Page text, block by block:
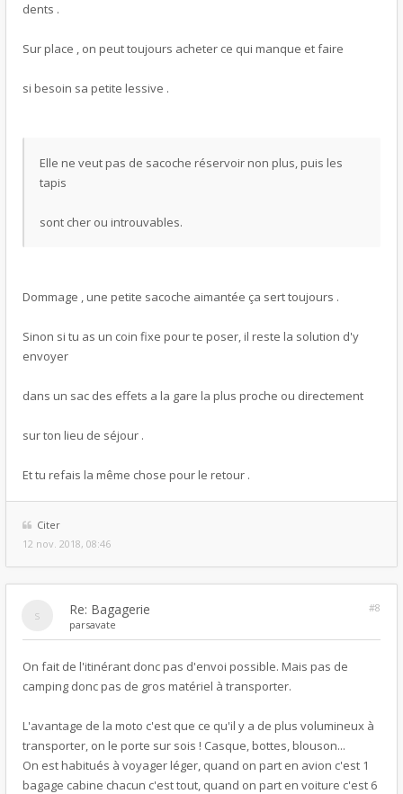
dents .
Sur place , on peut toujours acheter ce qui manque et faire
si besoin sa petite lessive .
Elle ne veut pas de sacoche réservoir non plus, puis les
tapis
sont cher ou introuvables.
Dommage , une petite sacoche aimantée ça sert toujours .
Sinon si tu as un coin fixe pour te poser, il reste la solution d'y
envoyer
dans un sac des effets a la gare la plus proche ou directement
sur ton lieu de séjour .
Et tu refais la même chose pour le retour .
Citer
12 nov. 2018, 08:46
Re: Bagagerie
#8
parsavate
On fait de l'itinérant donc pas d'envoi possible. Mais pas de
camping donc pas de gros matériel à transporter.
L'avantage de la moto c'est que ce qu'il y a de plus volumineux à
transporter, on le porte sur sois ! Casque, bottes, blouson...
On est habitués à voyager léger, quand on part en avion c'est 1
bagage cabine chacun c'est tout, quand on part en voiture c'est 6